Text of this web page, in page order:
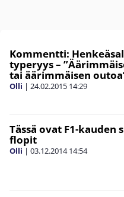
Kommentti:
typeryys –
tai äärimmäisen
Olli | 24.02.2015 14:29
Tässä ovat F1-kauden
flopit
Olli | 03.12.2014 14:54